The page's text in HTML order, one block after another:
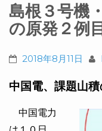
島根３号機
の原発２例
2018年8月11日
中国電、課題山積
中国電力